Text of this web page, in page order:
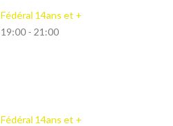
Fédéral 14ans et +
19:00 - 21:00
Fédéral 14ans et +